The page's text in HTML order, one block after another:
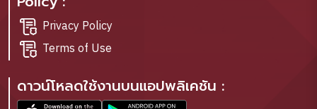
Privacy Policy
Terms of Use
ดาวน์โหลดใช้งานบนแอปพลิเคชัน :